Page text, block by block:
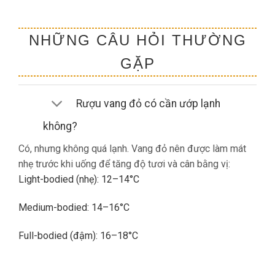
NHỮNG CÂU HỎI THƯỜNG
GẶP
Rượu vang đỏ có cần ướp lạnh
không?
Có, nhưng không quá lạnh. Vang đỏ nên được làm mát
nhẹ trước khi uống để tăng độ tươi và cân bằng vị:
Light-bodied (nhẹ): 12–14°C
Medium-bodied: 14–16°C
Full-bodied (đậm): 16–18°C